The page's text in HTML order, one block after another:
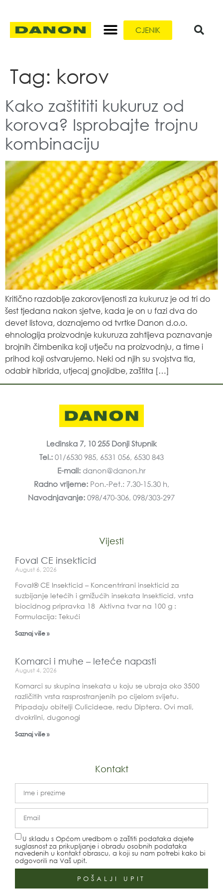
CJENIK
Tag: korov
Kako zaštititi kukuruz od
korova? Isprobajte trojnu
kombinaciju
Kritično razdoblje zakorovljenosti za kukuruz je od tri do
šest tjedana nakon sjetve, kada je on u fazi dva do
devet listova, doznajemo od tvrtke Danon d.o.o.
ehnologija proizvodnje kukuruza zahtijeva poznavanje
brojnih čimbenika koji utječu na proizvodnju, a time i
prihod koji ostvarujemo. Neki od njih su svojstva tla,
odabir hibrida, utjecaj gnojidbe, zaštita […]
Ledinska 7, 10 255 Donji Stupnik
Tel.:01/6530 985, 6531 056, 6530 843
E-mail:danon@danon.hr
Radno vrijeme: Pon.-Pet.: 7.30-15.30 h,
Navodnjavanje:098/470-306, 098/303-297
Vijesti
Foval CE insekticid
August 6, 2026
Foval® CE Insekticid – Koncentrirani insekticid za
suzbijanje letećih i gmižućih insekata Insekticid, vrsta
biocidnog pripravka 18 Aktivna tvar na 100 g :
Formulacija: Tekući
Saznaj više »
Komarci i muhe – leteće napasti
August 4, 2026
Komarci su skupina insekata u koju se ubraja oko 3500
različitih vrsta rasprostranjenih po cijelom svijetu.
Pripadaju obitelji Culicideae, redu Diptera. Ovi mali,
dvokrilni, dugonogi
Saznaj više »
Kontakt
U skladu s Općom uredbom o zaštiti podataka dajete
suglasnost za prikupljanje i obradu osobnih podataka
navedenih u kontakt obrascu, a koji su nam potrebi kako bi
odgovorili na Vaš upit.
POŠALJI UPIT